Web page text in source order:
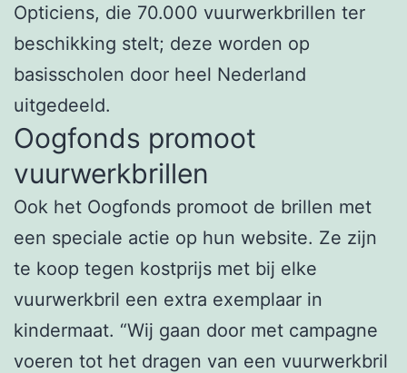
Opticiens, die 70.000 vuurwerkbrillen ter
beschikking stelt; deze worden op
basisscholen door heel Nederland
uitgedeeld.
Oogfonds promoot
vuurwerkbrillen
Ook het Oogfonds promoot de brillen met
een speciale actie op hun website. Ze zijn
te koop tegen kostprijs met bij elke
vuurwerkbril een extra exemplaar in
kindermaat. “Wij gaan door met campagne
voeren tot het dragen van een vuurwerkbril